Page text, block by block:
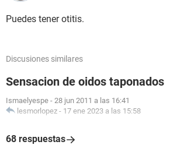
Puedes tener otitis.
Discusiones similares
Sensacion de oidos taponados
Ismaelyespe - 28 jun 2011 a las 16:41
lesmorlopez - 17 ene 2023 a las 15:58
68 respuestas